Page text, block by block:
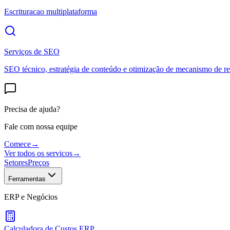
Escrituracao multiplataforma
Serviços de SEO
SEO técnico, estratégia de conteúdo e otimização de mecanismo de
Precisa de ajuda?
Fale com nossa equipe
Comece→
Ver todos os servicos→
SetoresPreços
Ferramentas
ERP e Negócios